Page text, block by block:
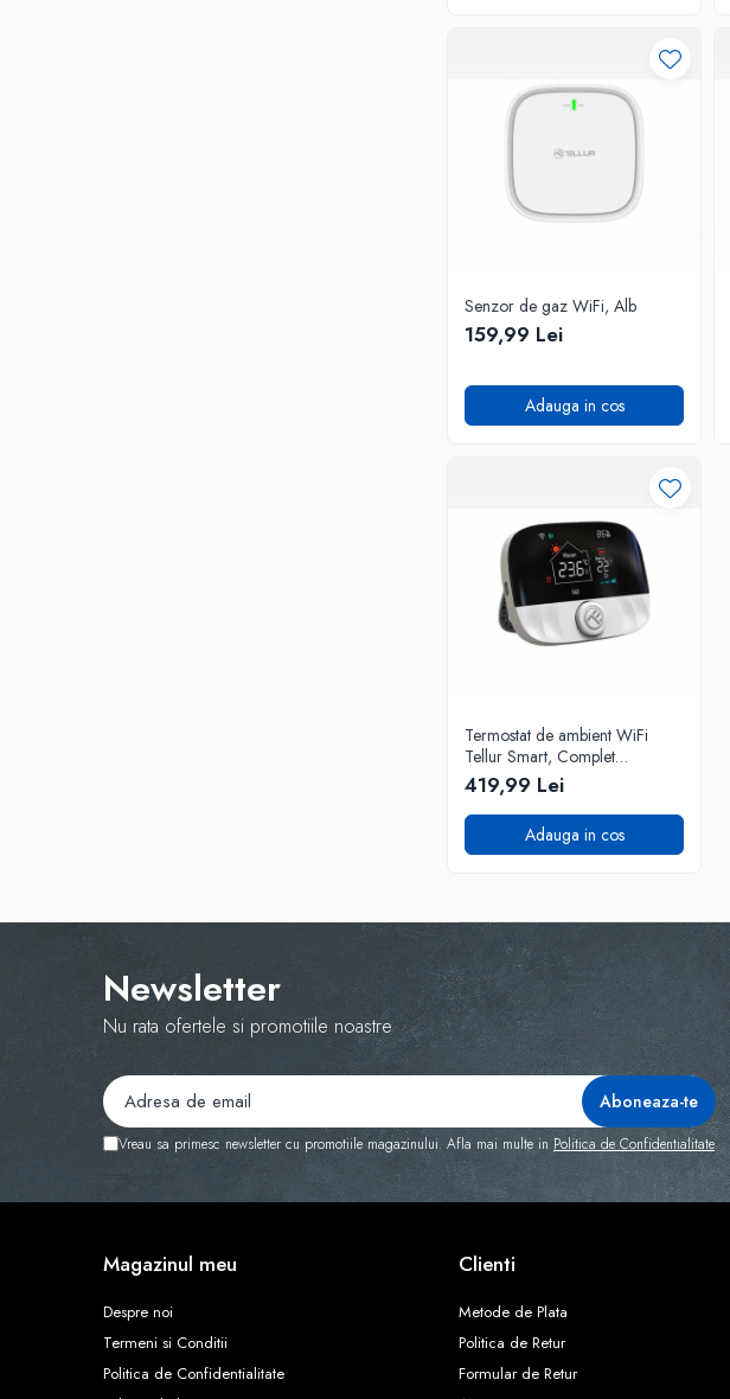
Senzor de gaz WiFi, Alb
159,99 Lei
Adauga in cos
Termostat de ambient WiFi
Tellur Smart, Complet
personalizabil, Control vocal
419,99 Lei
Adauga in cos
Newsletter
Nu rata ofertele si promotiile noastre
Vreau sa primesc newsletter cu promotiile magazinului. Afla mai multe in Politica de Confidentialitate
Magazinul meu
Despre noi
Termeni si Conditii
Politica de Confidentialitate
Clienti
Metode de Plata
Politica de Retur
Formular de Retur